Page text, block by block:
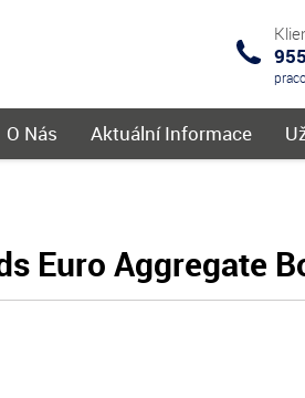
O Nás Aktuální Informace
Euro Aggregate